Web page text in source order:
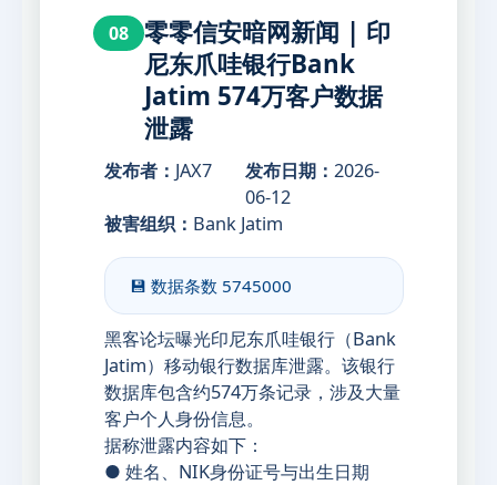
08
零零信安暗网新闻 | 印
尼东爪哇银行Bank
Jatim 574万客户数据
泄露
发布者： JAX7 发布日期： 2026-
06-12
被害组织： Bank Jatim
💾 数据条数 5745000
黑客论坛曝光印尼东爪哇银行（Bank
Jatim）移动银行数据库泄露。该银行
数据库包含约574万条记录，涉及大量
客户个人身份信息。
据称泄露内容如下：
● 姓名、NIK身份证号与出生日期